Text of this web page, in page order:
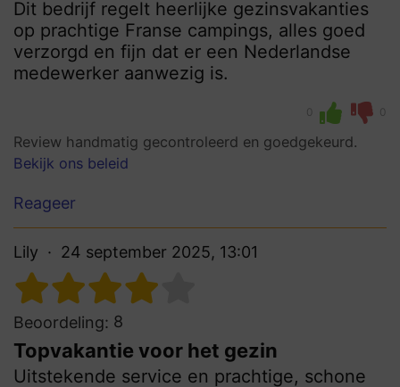
Dit bedrijf regelt heerlijke gezinsvakanties
op prachtige Franse campings, alles goed
verzorgd en fijn dat er een Nederlandse
medewerker aanwezig is.
0 0
Review handmatig gecontroleerd en goedgekeurd.
Bekijk ons beleid
Reageer
Lily 24 september 2025, 13:01
Beoordeling: 8
Topvakantie voor het gezin
Uitstekende service en prachtige, schone